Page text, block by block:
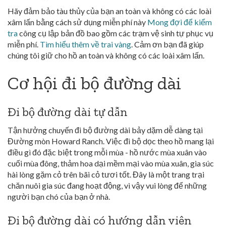
Hãy đảm bảo tàu thủy của bạn an toàn và không có các loài
xâm lấn bằng cách sử dụng miễn phí này Mong đợi để kiểm
tracông cụ lập bản đồ bao gồm các trạm vệ sinh tự phục vụ
miễn phí. Tìm hiểu thêm về trai vàng. Cảm ơn bạn đã giúp
chúng tôi giữ cho hồ an toàn và không có các loài xâm lấn.
Cơ hội đi bộ đường dài
Đi bộ đường dài tự dẫn
Tận hưởng chuyến đi bộ đường dài bảy dặm dễ dàng tại
Đường mòn Howard Ranch. Việc đi bộ dọc theo hồ mang lại
điều gì đó đặc biệt trong mỗi mùa - hồ nước mùa xuân vào
cuối mùa đông, thảm hoa dại mềm mại vào mùa xuân, gia súc
hài lòng gặm cỏ trên bãi cỏ tươi tốt. Đây là một trang trại
chăn nuôi gia súc đang hoạt động, vì vậy vui lòng để những
người bạn chó của bạn ở nhà.
Đi bộ đường dài có hướng dẫn viên